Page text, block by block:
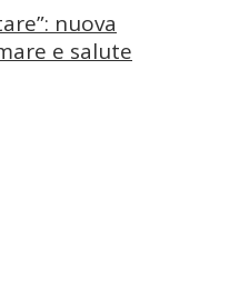
nuova
e salute